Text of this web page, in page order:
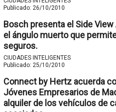
Publicado: 26/10/2010
Bosch presenta el Side
el ángulo muerto que
seguros.
CIUDADES INTELIGENTES
Publicado: 25/10/2010
Connect by Hertz acuerda
Jóvenes Empresarios de
alquiler de los vehículos de